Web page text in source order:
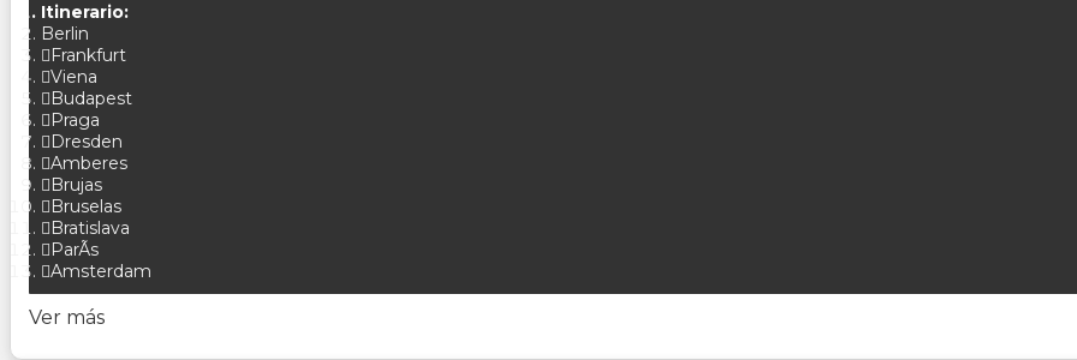
Itinerario:
Berlin
Frankfurt
Viena
Budapest
Praga
Dresden
Amberes
Brujas
Bruselas
Bratislava
ParÃ­s
Amsterdam
Ver más